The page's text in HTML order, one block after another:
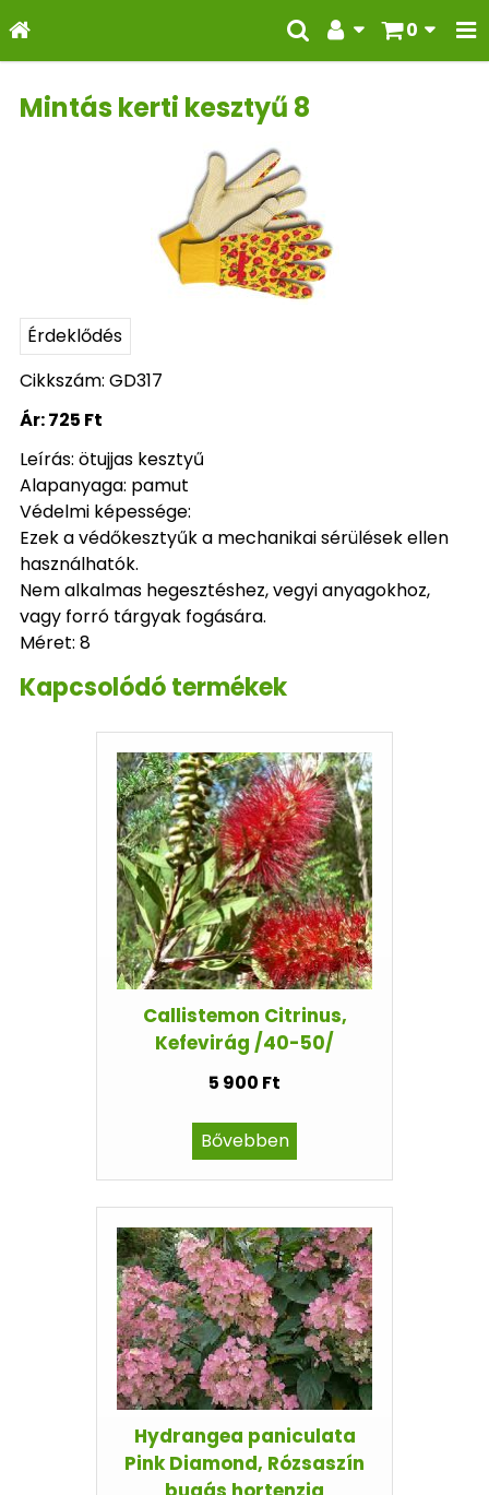
0
Mintás kerti kesztyű 8
Érdeklődés
Cikkszám: GD317
Ár:725 Ft
Leírás: ötujjas kesztyű
Alapanyaga: pamut
Védelmi képessége:
Ezek a védőkesztyűk a mechanikai sérülések ellen
használhatók.
Nem alkalmas hegesztéshez, vegyi anyagokhoz,
vagy forró tárgyak fogására.
Méret: 8
Kapcsolódó termékek
Callistemon Citrinus,
Kefevirág /40-50/
5 900 Ft
Bővebben
Hydrangea paniculata
Pink Diamond, Rózsaszín